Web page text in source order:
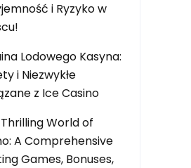
i Ryzyko w
Lodowego Kasyna:
i Niezwykłe
z Ice Casino
World of
A Comprehensive
Games, Bonuses,